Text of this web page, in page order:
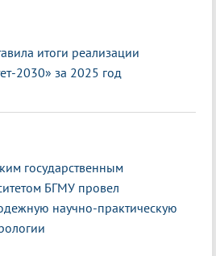
итоги реализации
2030» за 2025 год
государственным
БГМУ провел
научно-практическую